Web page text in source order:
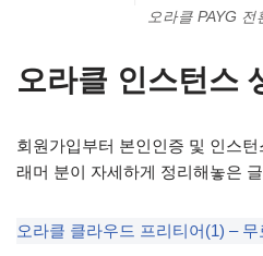
오라클 PAYG 전
오라클 인스턴스
회원가입부터 본인인증 및 인스
래머 분이 자세하게 정리해놓은
오라클 클라우드 프리티어(1) –